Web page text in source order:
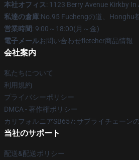
本社オフィス: 1123 Berry Avenue Kirkby In
私達の倉庫:No.95 Fuchengの道、Honghu
営業時間: 9:00～18:00(月～金)
電子メールお問い合わせfletcher商品情報
会社案内
私たちについて
利用規約
プライバシーポリシー
DMCA - 著作権ポリシー
カリフォルニアSB657: サプライチェーン
当社のサポート
配送&配送ポリシー